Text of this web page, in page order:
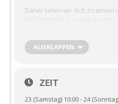
Daher laden wir dich zu einem
Freilichtbühne (Herz aus Gold).
dioezesanstelle@kljb-
AUSKLAPPEN
ZEIT
23 (Samstag) 10:00 - 24